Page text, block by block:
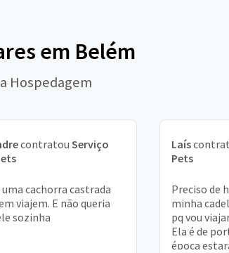
em Belém
Hospedagem
contratou Serviço
cachorra castrada
viajem. E não queria
sozinha
Laís
Pets
Preciso de
minha
pq vou
Ela é de
época